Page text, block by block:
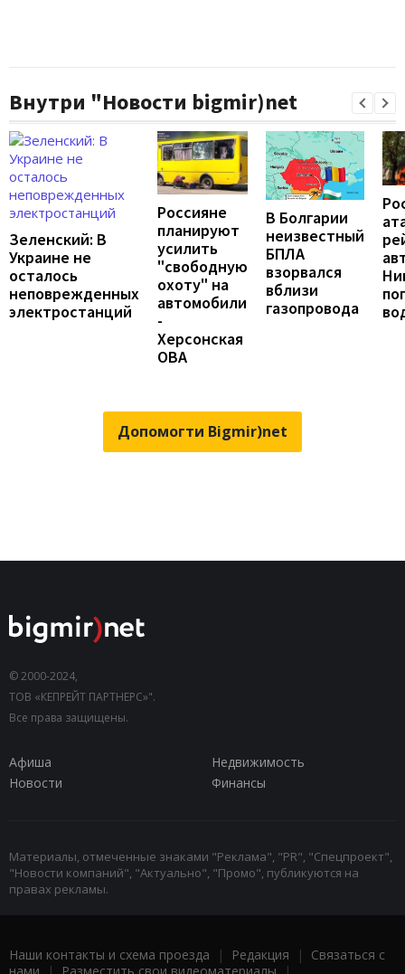
Внутри "Новости bigmir)net
Зеленский: В
Украине не
осталось
неповрежденных
электростанций
Россияне
планируют
усилить
"свободную
охоту" на
автомобили
-
Херсонская
ОВА
В Болгарии
неизвестный
БПЛА
взорвался
вблизи
газопровода
Допомогти Bigmir)net
© 2000-2024,
ТОВ «КЕПРЕЙТ ПАРТНЕРС»".
Все права защищены.
Афиша
Недвижимость
Новости
Финансы
Материалы, отмеченные знаками "Реклама", "PR", "Спецпроект",
"Новости компаний", "Актуально", "Промо", публикуются на
правах рекламы.
Наши контакты и схема проезда | Редакция | Связаться с